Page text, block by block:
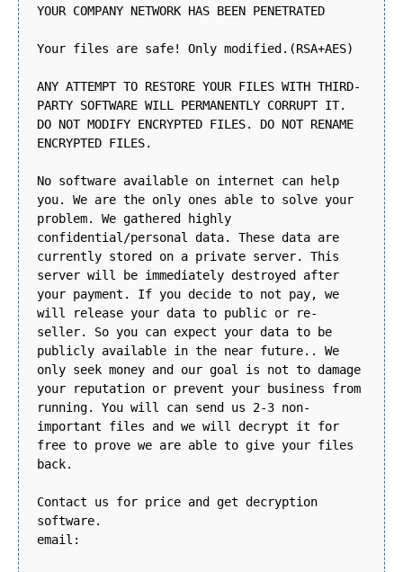
YOUR COMPANY NETWORK HAS BEEN PENETRATED
Your files are safe! Only modified.(RSA+AES)
ANY ATTEMPT TO RESTORE YOUR FILES WITH THIRD-
PARTY SOFTWARE WILL PERMANENTLY CORRUPT IT.
DO NOT MODIFY ENCRYPTED FILES. DO NOT RENAME
ENCRYPTED FILES.
No software available on internet can help
you. We are the only ones able to solve your
problem. We gathered highly
confidential/personal data. These data are
currently stored on a private server. This
server will be immediately destroyed after
your payment. If you decide to not pay, we
will release your data to public or re-
seller. So you can expect your data to be
publicly available in the near future.. We
only seek money and our goal is not to damage
your reputation or prevent your business from
running. You will can send us 2-3 non-
important files and we will decrypt it for
free to prove we are able to give your files
back.
Contact us for price and get decryption
software.
email: